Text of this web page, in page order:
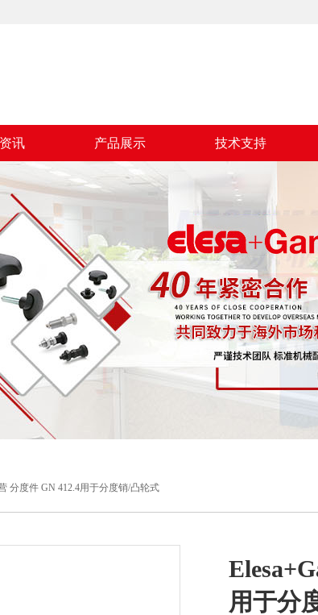
讯 产品展示 技术支持
分度件 GN 412.4用于分度销/凸轮式
用于分